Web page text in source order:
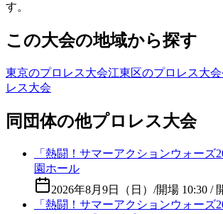
す。
この大会の地域から探す
東京のプロレス大会江東区のプロレス大会
レス大会
同団体の他プロレス大会
「熱闘！サマーアクションウォーズ
園ホール
2026年8月9日（日） /開場 10:30 /
「熱闘！サマーアクションウォーズ